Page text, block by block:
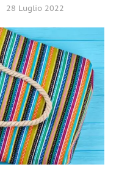
28 Luglio 2022